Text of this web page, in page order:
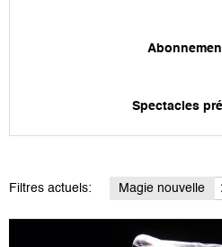
Spectacles
Filtres actuels: Magie nouvelle